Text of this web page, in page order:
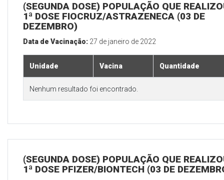
(SEGUNDA DOSE) POPULAÇÃO QUE
1ª DOSE FIOCRUZ/ASTRAZENECA (03 DE
DEZEMBRO)
Data de Vacinação: 27 de janeiro de 2022
Unidade Vacina Quantidade
Nenhum resultado foi encontrado.
(SEGUNDA DOSE) POPULAÇÃO QUE
1ª DOSE PFIZER/BIONTECH (03 DE